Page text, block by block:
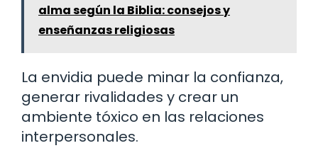
alma según la Biblia: consejos y
enseñanzas religiosas
La envidia puede minar la confianza,
generar rivalidades y crear un
ambiente tóxico en las relaciones
interpersonales.